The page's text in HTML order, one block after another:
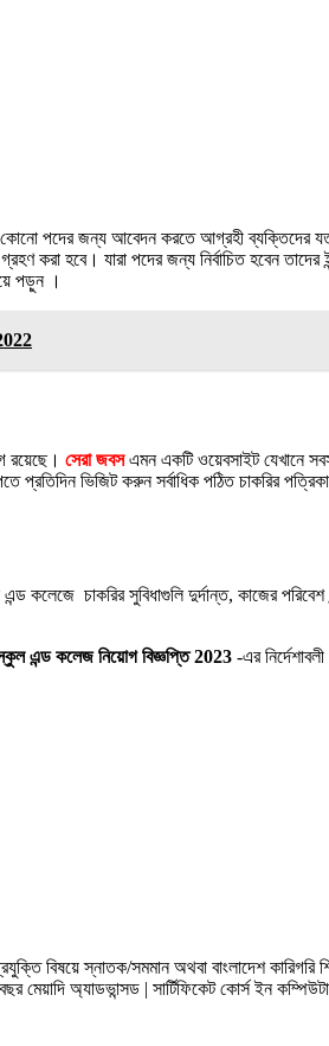
কোনো পদের জন্য আবেদন করতে আগ্রহী ব্যক্তিদের
হবে। যারা পদের জন্য নির্বাচিত হবেন তাদের
পড়ুন ।
রয়েছে। সেরা জবসএমন একটি ওয়েবসাইট যেখানে
প্রতিদিন ভিজিট করুন সর্বাধিক পঠিত চাকরির পত্রিকা
কলেজে চাকরির সুবিধাগুলি দুর্দান্ত, কাজের
স্কুল এন্ড কলেজ নিয়োগ বিজ্ঞপ্তি 2023 -এর
বিষয়ে স্নাতক/সমমান অথবা বাংলাদেশ কারিগরি
মেয়াদি অ্যাডভান্সড | সার্টিফিকেট কোর্স ইন